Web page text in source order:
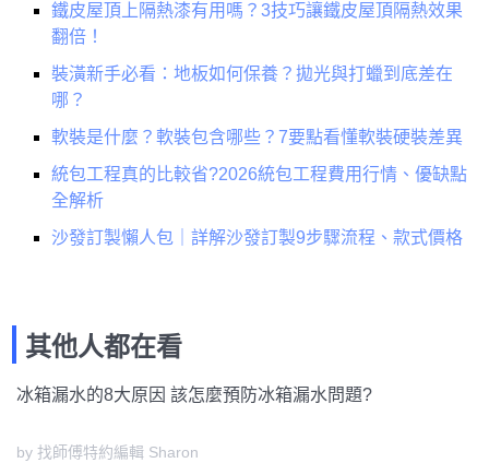
鐵皮屋頂上隔熱漆有用嗎？3技巧讓鐵皮屋頂隔熱效果
翻倍！
裝潢新手必看：地板如何保養？拋光與打蠟到底差在
哪？
軟裝是什麼？軟裝包含哪些？7要點看懂軟裝硬裝差異
統包工程真的比較省?2026統包工程費用行情、優缺點
全解析
沙發訂製懶人包｜詳解沙發訂製9步驟流程、款式價格
其他人都在看
冰箱漏水的8大原因 該怎麼預防冰箱漏水問題?
by 找師傅特約編輯 Sharon